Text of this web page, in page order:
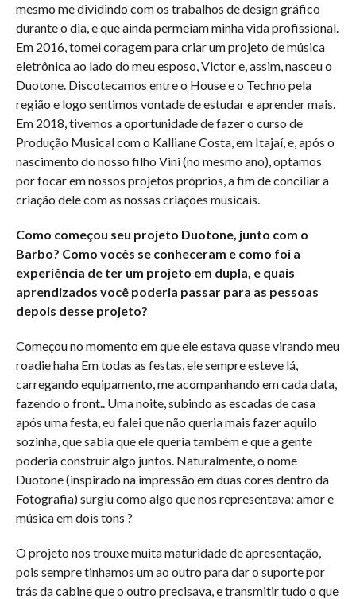
mesmo me dividindo com os trabalhos de design gráfico
durante o dia, e que ainda permeiam minha vida profissional.
Em 2016, tomei coragem para criar um projeto de música
eletrônica ao lado do meu esposo, Victor e, assim, nasceu o
Duotone. Discotecamos entre o House e o Techno pela
região e logo sentimos vontade de estudar e aprender mais.
Em 2018, tivemos a oportunidade de fazer o curso de
Produção Musical com o Kalliane Costa, em Itajaí, e, após o
nascimento do nosso filho Vini (no mesmo ano), optamos
por focar em nossos projetos próprios, a fim de conciliar a
criação dele com as nossas criações musicais.
Como começou seu projeto Duotone, junto com o
Barbo? Como vocês se conheceram e como foi a
experiência de ter um projeto em dupla, e quais
aprendizados você poderia passar para as pessoas
depois desse projeto?
Começou no momento em que ele estava quase virando meu
roadie haha Em todas as festas, ele sempre esteve lá,
carregando equipamento, me acompanhando em cada data,
fazendo o front.. Uma noite, subindo as escadas de casa
após uma festa, eu falei que não queria mais fazer aquilo
sozinha, que sabia que ele queria também e que a gente
poderia construir algo juntos. Naturalmente, o nome
Duotone (inspirado na impressão em duas cores dentro da
Fotografia) surgiu como algo que nos representava: amor e
música em dois tons ?
O projeto nos trouxe muita maturidade de apresentação,
pois sempre tinhamos um ao outro para dar o suporte por
trás da cabine que o outro precisava, e transmitir tudo o que